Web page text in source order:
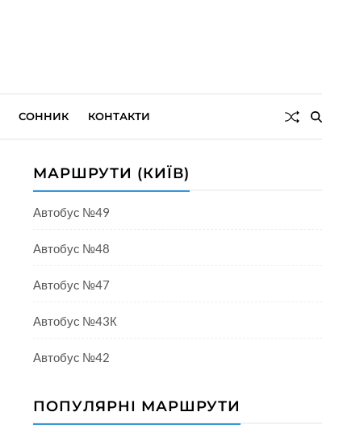
СОННИК КОНТАКТИ
МАРШРУТИ (КИЇВ)
Автобус №49
Автобус №48
Автобус №47
Автобус №43К
Автобус №42
ПОПУЛЯРНІ МАРШРУТИ